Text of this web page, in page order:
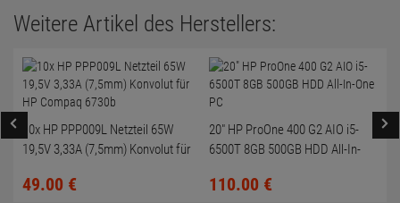
Weitere Artikel des Herstellers:
10x HP PPP009L Netzteil 65W
19,5V 3,33A (7,5mm) Konvolut für
49.00 €
20" HP ProOne 400 G2 AIO i5-
6500T 8GB 500GB HDD All-In-
110.00 €